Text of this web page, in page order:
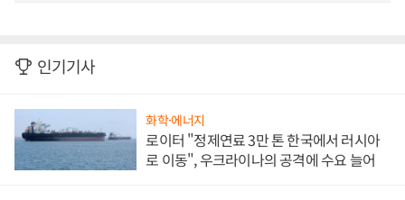
인기기사
화학·에너지
로이터 "정제연료 3만 톤 한국에서 러시아
로 이동", 우크라이나의 공격에 수요 늘어